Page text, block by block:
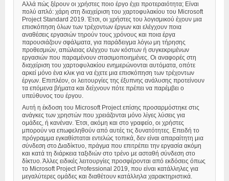
Αλλά πώς ξέρουν οι χρήστες ποιο έργο έχει προτεραιότητα; Είναι
πολύ απλό: χάρη στη διαχείριση του χαρτοφυλακίου του Microsoft
Project Standard 2019. Έτσι, οι χρήστες του λογισμικού έχουν μια
επισκόπηση όλων των τρέχοντων έργων και ελέγχουν ποια
αναθέσεις εργασιών τηρούν τους χρόνους και ποια έργα
παρουσιάζουν σφάλματα, για παράδειγμα λόγω μη τήρησης
προθεσμιών, απώλειας ελέγχου των κόστων ή συγκεκριμένων
εργασιών που παραμένουν στασιμοποιημένες. Οι αναφορές στη
διαχείριση του χαρτοφυλακίου ενημερώνονται αυτόματα, οπότε
αρκεί μόνο ένα κλικ για να έχετε μια επισκόπηση των τρέχοντων
έργων. Επιπλέον, οι λειτουργίες της έξυπνης ανάλυσης προτείνουν
τα επόμενα βήματα και δείχνουν πότε πρέπει να παρέμβει ο
υπεύθυνος του έργου.
Αυτή η έκδοση του Microsoft Project επίσης προσαρμόστηκε στις
ανάγκες των χρηστών που χρειάζονται μόνο λίγες λύσεις για
ομάδες, ή κανέναν. Έτσι, ακόμη και στο γραφείο, οι χρήστες
μπορούν να επωφεληθούν από αυτές τις δυνατότητες. Επειδή το
πρόγραμμα εγκαθίσταται εντελώς τοπικά, δεν είναι απαραίτητη μια
σύνδεση στο Διαδίκτυο, πράγμα που επιτρέπει την εργασία ακόμη
και κατά τη διάρκεια ταξιδιών στο τρένο με ασταθή σύνδεση στο
δίκτυο. Άλλες ειδικές λειτουργίες προσφέρονται από εκδόσεις όπως
το Microsoft Project Professional 2019, που είναι κατάλληλες για
μεγαλύτερες ομάδες και διαθέτουν κατάλληλα χαρακτηριστικά.